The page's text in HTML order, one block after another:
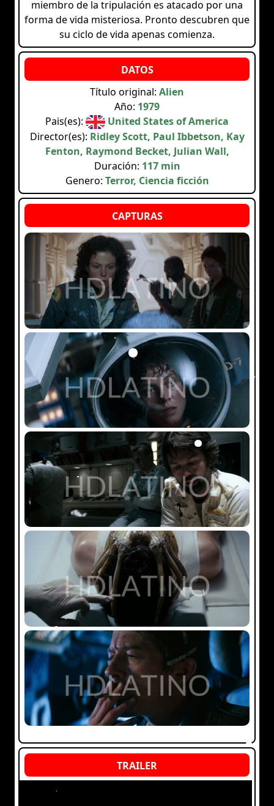
miembro de la tripulación es atacado por una
forma de vida misteriosa. Pronto descubren que
su ciclo de vida apenas comienza.
Título original: Alien
Año: 1979
Pais(es):
United States of America
Director(es): Ridley Scott, Paul Ibbetson, Kay
Fenton, Raymond Becket, Julian Wall,
Duración: 117 min
Genero: Terror, Ciencia ficción